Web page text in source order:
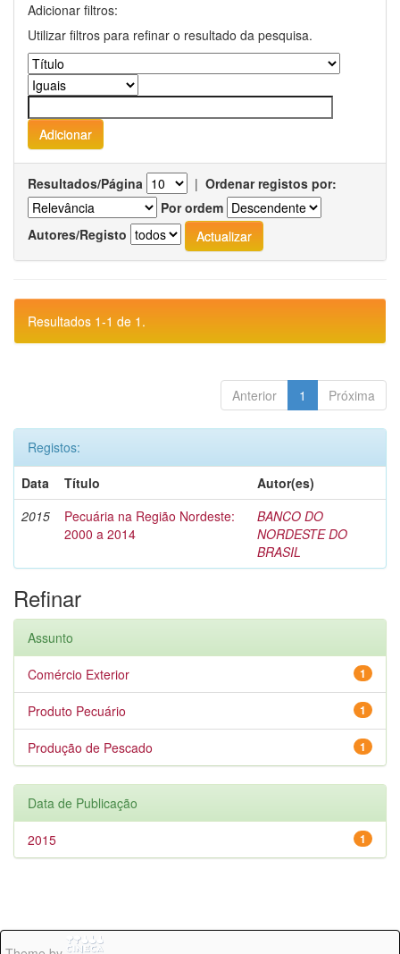
Adicionar filtros:
Utilizar filtros para refinar o resultado da pesquisa.
Resultados/Página | Ordenar registos por:
Por ordem
Autores/Registo
Resultados 1-1 de 1.
Anterior 1 Próxima
Registos:
Data
Título
Autor(es)
2015
Pecuária na Região Nordeste:
2000 a 2014
BANCO DO
NORDESTE DO
BRASIL
Refinar
Assunto
1
Comércio Exterior
1
Produto Pecuário
1
Produção de Pescado
Data de Publicação
1
2015